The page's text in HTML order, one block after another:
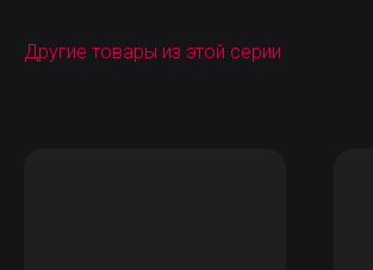
Другие товары из этой серии